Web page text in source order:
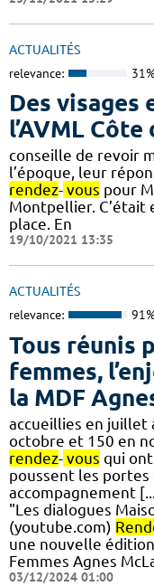
ACTUALITÉS
relevance:
Des visages
l’AVML Côte
conseille de revoir
l’époque, leur
rendez- vous pour
Montpellier. C’était
place. En
19/10/2021 13:35
ACTUALITÉS
relevance:
Tous réunis
femmes,
la MDF
accueillies en juillet
octobre et 150 en
rendez- vous qui
poussent les portes
accompagnement
"Les dialogues
(youtube.com)
une nouvelle
Femmes Agnes
03/12/2024 01:00